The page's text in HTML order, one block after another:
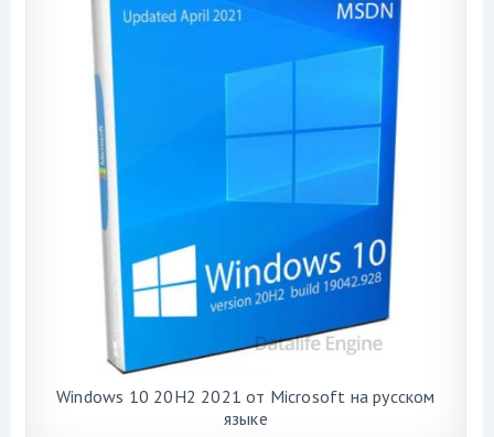
Windows 10 20H2 2021 от Microsoft на русском
языке